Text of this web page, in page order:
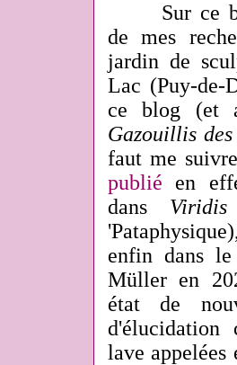
Sur ce
de mes
jardin de
Lac (Puy-de-
ce blog (et
Gazouillis
faut me
publié en
dans
enfin dans
Müller en
état de
d'élucidation
lave